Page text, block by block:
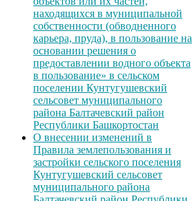
находящихся в муниципальной
собственности (обводненного
карьера, пруда), в пользование на
основании решения о
предоставлении водного объекта
в пользование» в сельском
поселении Кунтугушевский
сельсовет муниципального
района Балтачевский район
Республики Башкортостан
О внесении изменений в
Правила землепользования и
застройки сельского поселения
Кунтугушевский сельсовет
муниципального района